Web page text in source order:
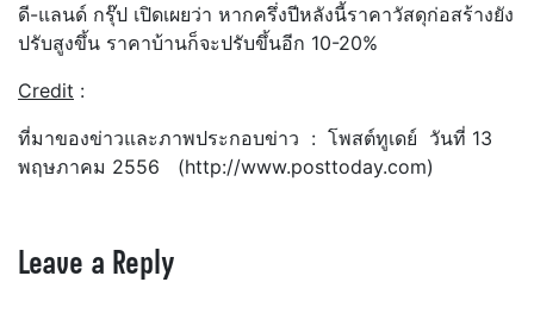
ดี-แลนด์ กรุ๊ป เปิดเผยว่า หากครึ่งปีหลังนี้ราคาวัสดุก่อสร้างยัง
ปรับสูงขึ้น ราคาบ้านก็จะปรับขึ้นอีก 10-20%
Credit :
ที่มาของข่าวและภาพประกอบข่าว : โพสต์ทูเดย์ วันที่ 13
พฤษภาคม 2556 (http://www.posttoday.com)
Leave a Reply